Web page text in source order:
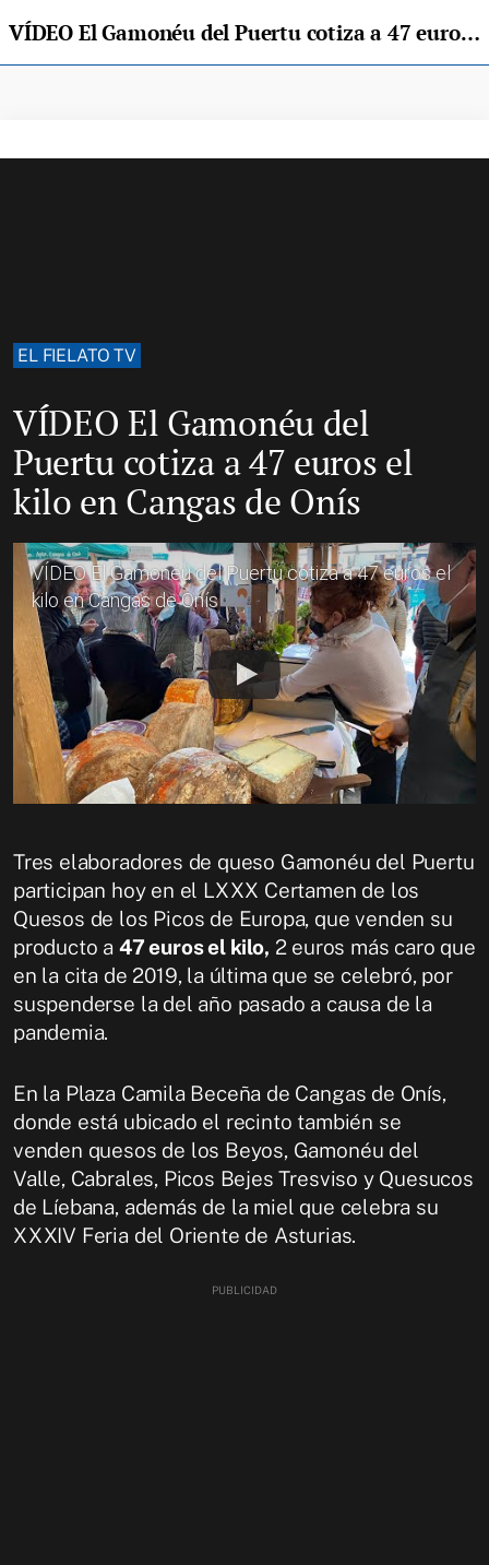
VÍDEO El Gamonéu del Puertu cotiza a 47 euros el kilo en Cangas de Onís
EL FIELATO TV
VÍDEO El Gamonéu del
Puertu cotiza a 47 euros el
kilo en Cangas de Onís
VÍDEO El Gamonéu del Puertu cotiza a 47 euros el
kilo en Cangas de Onís
Tres elaboradores de queso Gamonéu del Puertu
participan hoy en el LXXX Certamen de los
Quesos de los Picos de Europa, que venden su
producto a 47 euros el kilo, 2 euros más caro que
en la cita de 2019, la última que se celebró, por
suspenderse la del año pasado a causa de la
pandemia.
En la Plaza Camila Beceña de Cangas de Onís,
donde está ubicado el recinto también se
venden quesos de los Beyos, Gamonéu del
Valle, Cabrales, Picos Bejes Tresviso y Quesucos
de Líebana, además de la miel que celebra su
XXXIV Feria del Oriente de Asturias.